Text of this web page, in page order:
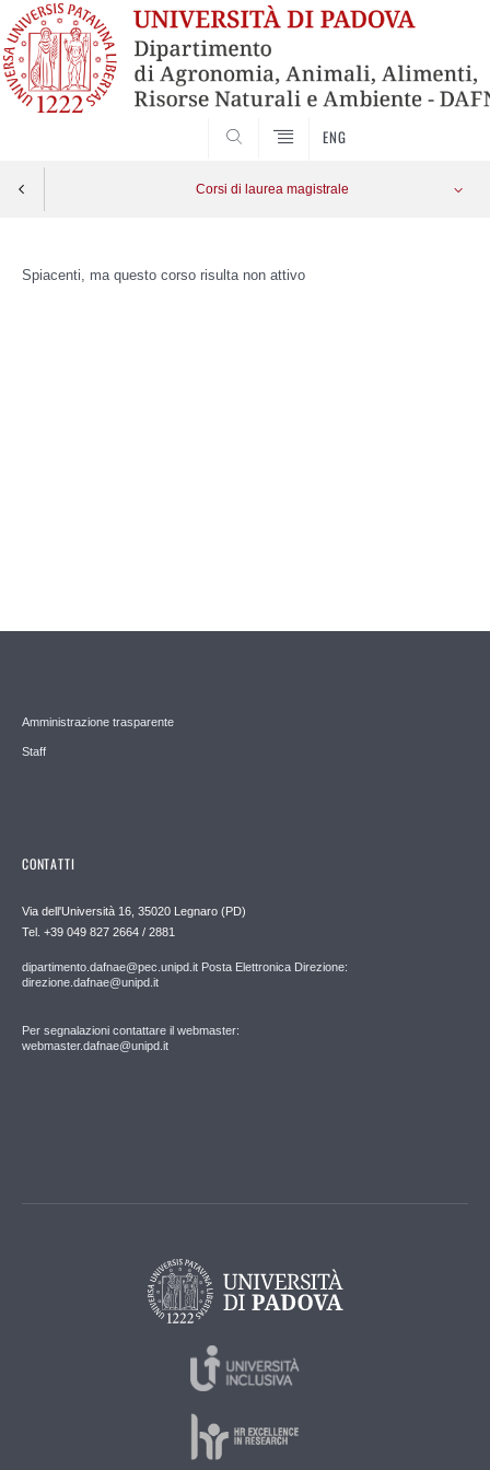
ENG
Corsi di laurea magistrale
content
Spiacenti, ma questo corso risulta non attivo
Amministrazione trasparente
Staff
CONTATTI
Via dell'Università 16, 35020 Legnaro (PD)
Tel. +39 049 827 2664 / 2881
dipartimento.dafnae@pec.unipd.it Posta Elettronica Direzione:
direzione.dafnae@unipd.it
Per segnalazioni contattare il webmaster:
webmaster.dafnae@unipd.it